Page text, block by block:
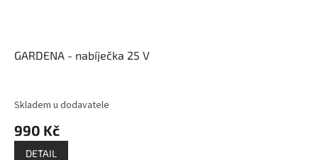
GARDENA - nabíječka 25 V
Skladem u dodavatele
990 Kč
DETAIL